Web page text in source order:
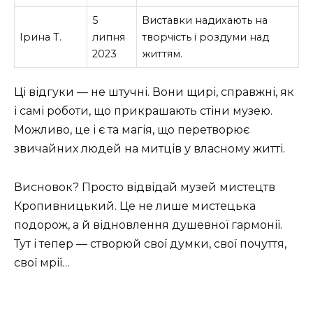
Ірина Т.
5
липня
2023
Виставки надихають на
творчість і роздуми над
життям.
Ці відгуки — не штучні. Вони щирі, справжні, як
і самі роботи, що прикрашають стіни музею.
Можливо, це і є та магія, що перетворює
звичайних людей на митців у власному житті.
Висновок? Просто відвідай музей мистецтв
Кропивницький. Це не лише мистецька
подорож, а й відновлення душевної гармонії.
Тут і тепер — створюй свої думки, свої почуття,
свої мрії…